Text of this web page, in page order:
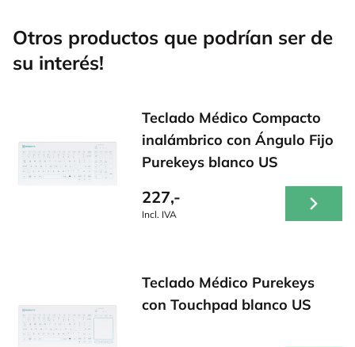
Otros productos que podrían ser de
su interés!
Teclado Médico Compacto
inalámbrico con Ángulo Fijo
Purekeys blanco US
227,-
Incl. IVA
Teclado Médico Purekeys
con Touchpad blanco US